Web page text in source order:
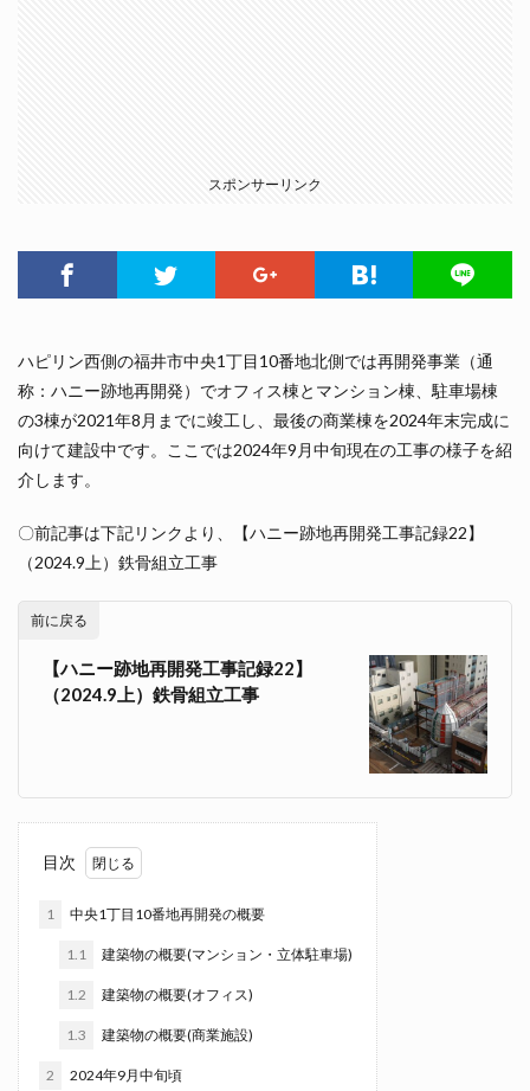
スポンサーリンク
ハピリン西側の福井市中央1丁目10番地北側では再開発事業（通
称：ハニー跡地再開発）でオフィス棟とマンション棟、駐車場棟
の3棟が2021年8月までに竣工し、最後の商業棟を2024年末完成に
向けて建設中です。ここでは2024年9月中旬現在の工事の様子を紹
介します。
〇前記事は下記リンクより、【ハニー跡地再開発工事記録22】
（2024.9上）鉄骨組立工事
前に戻る
【ハニー跡地再開発工事記録22】
（2024.9上）鉄骨組立工事
目次
1 中央1丁目10番地再開発の概要
1.1 建築物の概要(マンション・立体駐車場)
1.2 建築物の概要(オフィス)
1.3 建築物の概要(商業施設)
2 2024年9月中旬頃